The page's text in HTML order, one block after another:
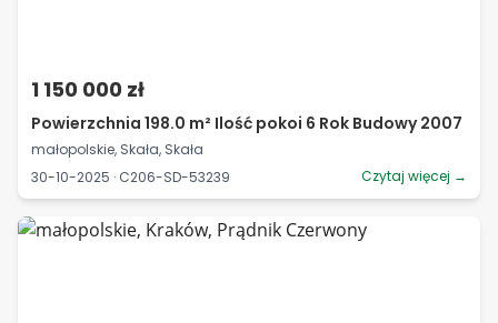
1 150 000 zł
Powierzchnia 198.0 m² Ilość pokoi 6 Rok Budowy 2007
małopolskie, Skała, Skała
30-10-2025 · C206-SD-53239
Czytaj więcej →